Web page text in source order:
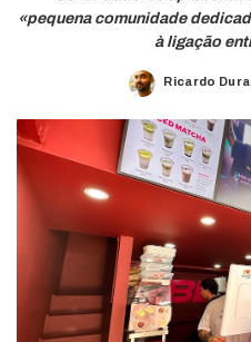
«pequena comunidade
à ligação
Posted
Ricardo